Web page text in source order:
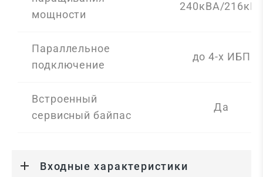
мощности
240кВА/216кВт
Параллельное
подключение
до 4-х ИБП
Встроенный
сервисный байпас
Да
Входные характеристики